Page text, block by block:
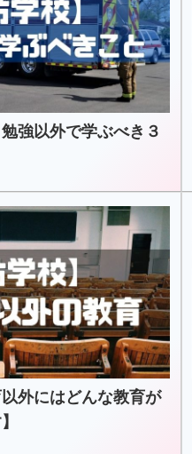
強以外で学ぶべき３
外にはどんな教育が